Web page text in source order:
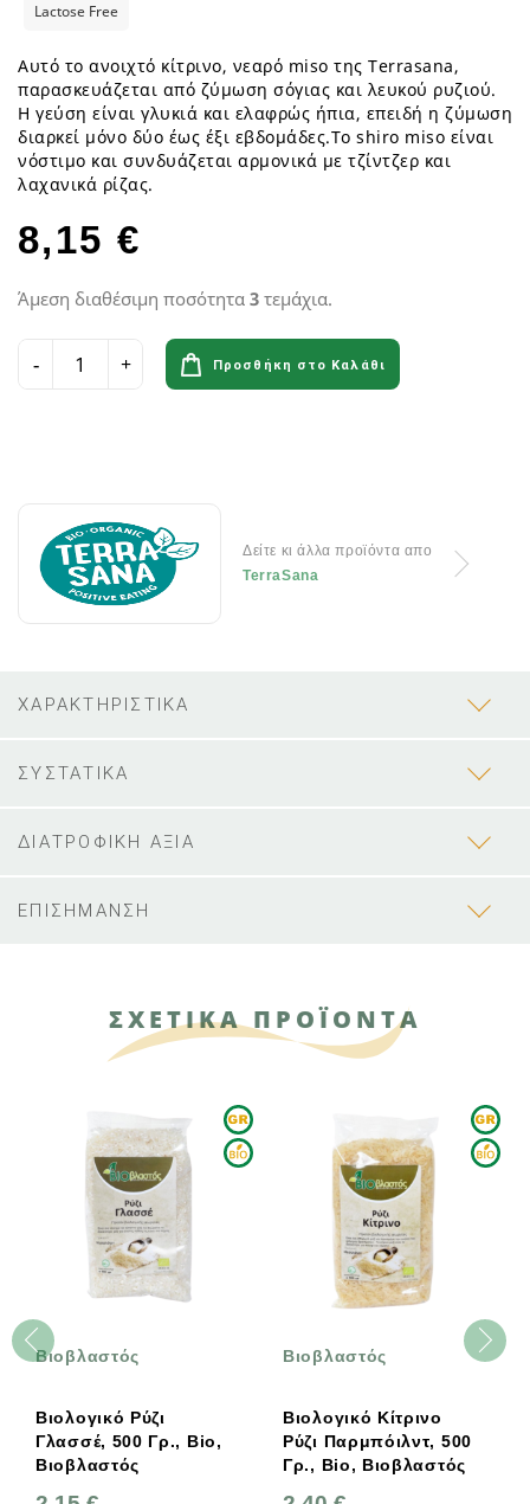
Lactose Free
Αυτό το ανοιχτό κίτρινο, νεαρό miso της Terrasana,
παρασκευάζεται από ζύμωση σόγιας και λευκού ρυζιού.
Η γεύση είναι γλυκιά και ελαφρώς ήπια, επειδή η ζύμωση
διαρκεί μόνο δύο έως έξι εβδομάδες.To shiro miso είναι
νόστιμο και συνδυάζεται αρμονικά με τζίντζερ και
λαχανικά ρίζας.
8,15 €
Άμεση διαθέσιμη ποσότητα 3 τεμάχια.
Προσθήκη στο Καλάθι
Δείτε κι άλλα προϊόντα απο
TerraSana
ΧΑΡΑΚΤΗΡΙΣΤΙΚΑ
ΣΥΣΤΑΤΙΚΑ
ΔΙΑΤΡΟΦΙΚΗ ΑΞΙΑ
ΕΠΙΣΗΜΑΝΣΗ
ΣΧΕΤΙΚΑ ΠΡΟΪΟΝΤΑ
Βιοβλαστός
Βιολογικό Ρύζι
Γλασσέ, 500 Γρ., Bio,
Βιοβλαστός
Βιοβλαστός
Βιολογικό Κίτρινο
Ρύζι Παρμπόιλντ, 500
Γρ., Bio, Βιοβλαστός